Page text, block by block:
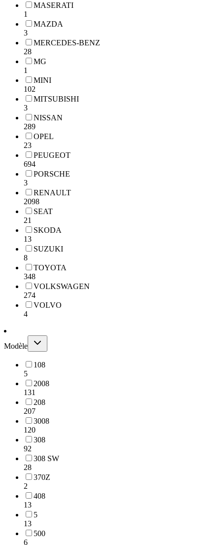
MASERATI
1
MAZDA
3
MERCEDES-BENZ
28
MG
1
MINI
102
MITSUBISHI
3
NISSAN
289
OPEL
23
PEUGEOT
694
PORSCHE
3
RENAULT
2098
SEAT
21
SKODA
13
SUZUKI
8
TOYOTA
348
VOLKSWAGEN
274
VOLVO
4
Modèle
108
5
2008
131
208
207
3008
120
308
92
308 SW
28
370Z
2
408
13
5
13
500
6